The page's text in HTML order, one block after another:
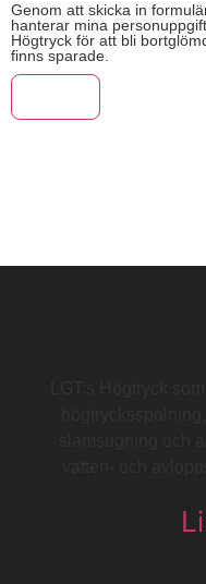
Genom att skicka in
hanterar mina
Högtryck för att bli
finns sparade.